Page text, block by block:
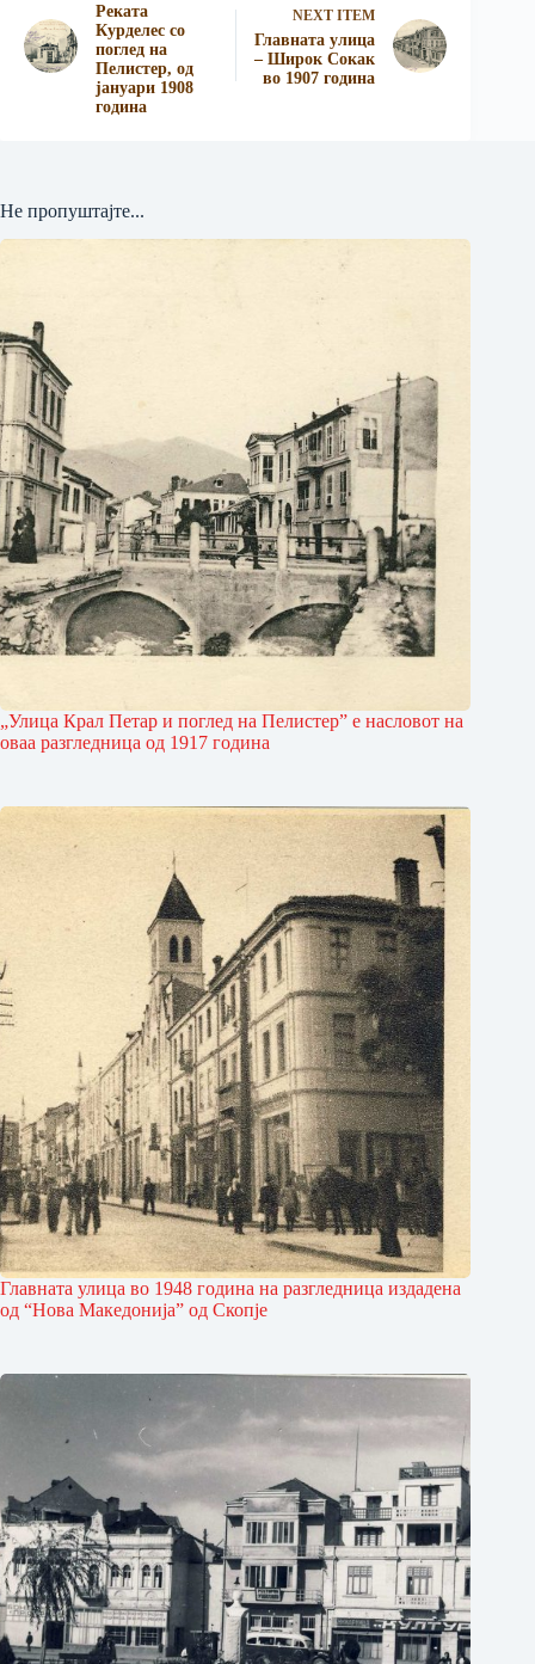
Реката
Курделес со
поглед на
Пелистер, од
јануари 1908
година
NEXT ITEM
Главната улица
– Широк Сокак
во 1907 година
Не пропуштајте...
„Улица Крал Петар и поглед на Пелистер” е насловот на
оваа разгледница од 1917 година
Главната улица во 1948 година на разглед­ница издадена
од “Нова Македонија” од Скопје